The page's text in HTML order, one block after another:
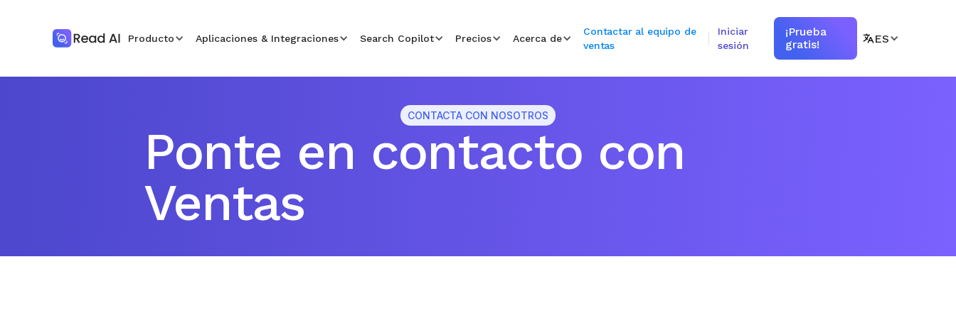
Producto Aplicaciones & Integraciones Search Copilot Precios Acerca de
Contactar al equipo de
ventas
Iniciar
sesión
¡Prueba
gratis!
ES
CONTACTA CON NOSOTROS
Ponte en contacto con
Ventas